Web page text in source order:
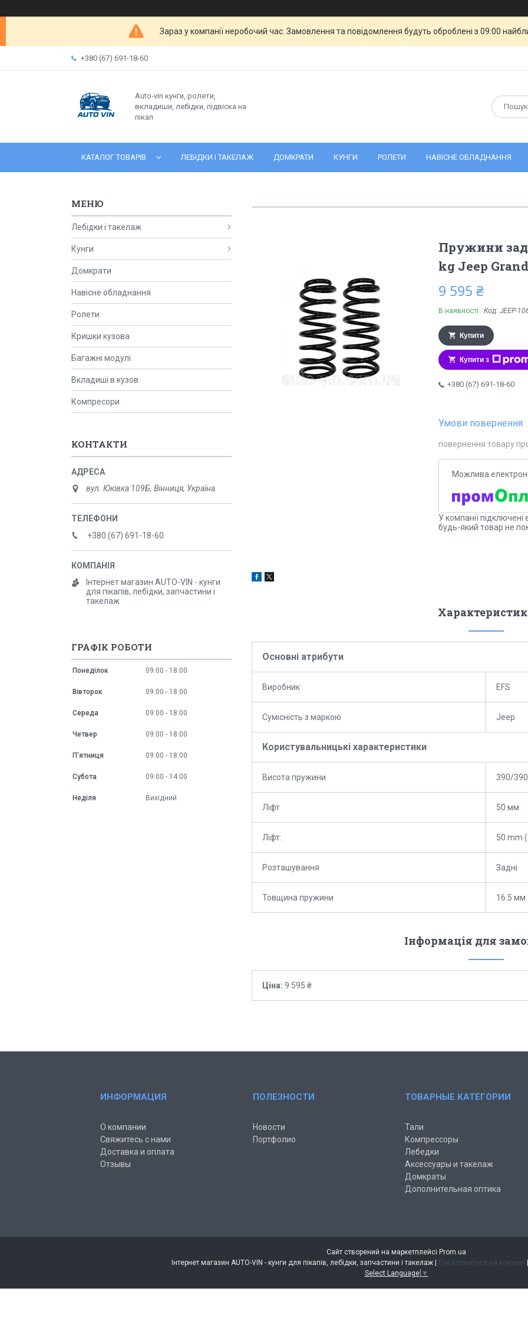
Зараз у компанії неробочий час. Замовлення та повідомлення будуть оброблені з 09:00
+380 (67) 691-18-60
Auto-vin кунги, ролети,
вкладиши, лебідки, підвіска на
пікап
КАТАЛОГ ТОВАРІВ ЛЕБІДКИ І ТАКЕЛАЖ ДОМКРАТИ КУНГИ РОЛЕТИ НАВІСНЕ ОБЛАДНАННЯ
Пружини
kg Jeep
9 595 ₴
В наявності Код: JEEP-
Купити
Купити з
+380 (67) 691-18-60
повернення товару
У компанії
будь-який товар не
Основні атрибути
Виробник EFS
Сумісність з маркою Jeep
Користувальницькі характеристики
Висота пружини 390/
Ліфт 50 мм
Ліфт: 50 mm
Розташування Задні
Товщина пружини 16.5 мм
Інформація для
Ціна: 9 595 ₴
Лебідки і такелаж
Кунги
Домкрати
Навісне обладнання
Ролети
Кришки кузова
Багажні модулі
Вкладиші в кузов
Компресори
КОНТАКТИ
вул. Юківка 109Б, Вінниця, Україна
+380 (67) 691-18-60
Інтернет магазин AUTO-VIN - кунги
для пікапів, лебідки, запчастини і
такелаж
ГРАФІК РОБОТИ
Понеділок 09:00 18:00
Вівторок 09:00 18:00
Середа 09:00 18:00
Четвер 09:00 18:00
Пʼятниця 09:00 18:00
Субота 09:00 14:00
Неділя Вихідний
ИНФОРМАЦИЯ
О компании
Свяжитесь с нами
Доставка и оплата
Отзывы
ПОЛЕЗНОСТИ
Новости
Портфолио
ТОВАРНЫЕ КАТЕГОРИИ
Тали
Компрессоры
Лебедки
Аксессуары и такелаж
Домкраты
Дополнительная оптика
Сайт створений на маркетплейсі Prom.ua
Інтернет магазин AUTO-VIN - кунги для пікапів, лебідки, запчастини і такелаж | Поскаржитися на контент |
Select Language ▼